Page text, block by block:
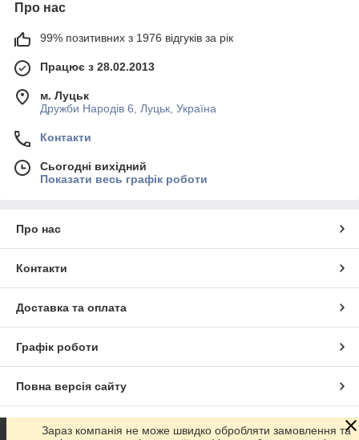
Про нас
99% позитивних з 1976 відгуків за рік
Працює з 28.02.2013
м. Луцьк
Дружби Народів 6, Луцьк, Україна
Контакти
Сьогодні вихідний
Показати весь графік роботи
Про нас
Контакти
Доставка та оплата
Графік роботи
Повна версія сайту
Сайт створено на маркетплейсіProm.ua
Зараз компанія не може швидко обробляти замовлення та